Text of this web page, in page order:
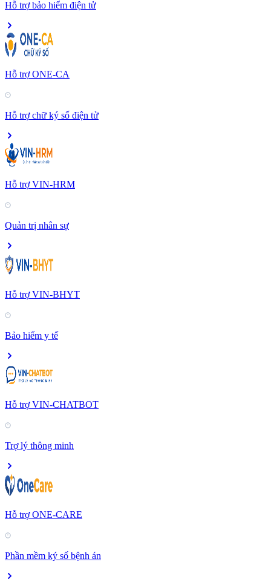
Hỗ trợ bảo hiểm điện tử
Hỗ trợ ONE-CA
Hỗ trợ chữ ký số điện tử
Hỗ trợ VIN-HRM
Quản trị nhân sự
Hỗ trợ VIN-BHYT
Bảo hiểm y tế
Hỗ trợ VIN-CHATBOT
Trợ lý thông minh
Hỗ trợ ONE-CARE
Phần mềm ký số bệnh án